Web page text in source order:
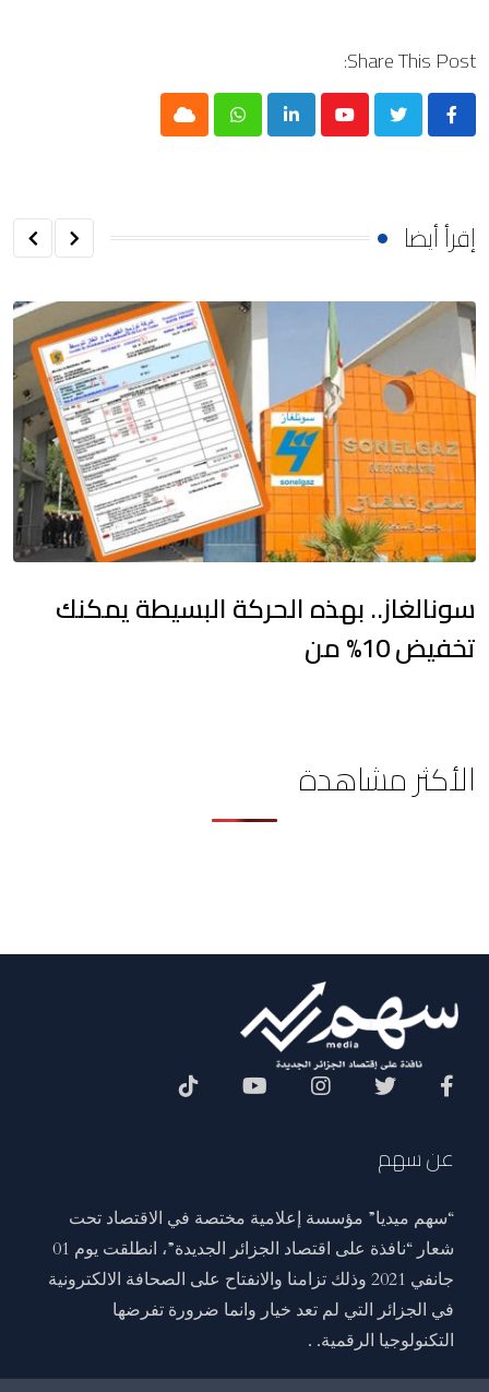
Share This Post:
Youtube
LinkedIn
Whatsapp
Cloud
إقرأ أيضا
سونالغاز.. بهذه الحركة البسيطة يمكنك
تخفيض 10% من
الأكثر مشاهدة
عن سهم
“سهم ميديا” مؤسسة إعلامية مختصة في الاقتصاد تحت
شعار “نافذة على اقتصاد الجزائر الجديدة”، انطلقت يوم 01
جانفي 2021 وذلك تزامنا والانفتاح على الصحافة الالكترونية
في الجزائر التي لم تعد خيار وانما ضرورة تفرضها
التكنولوجيا الرقمية. .